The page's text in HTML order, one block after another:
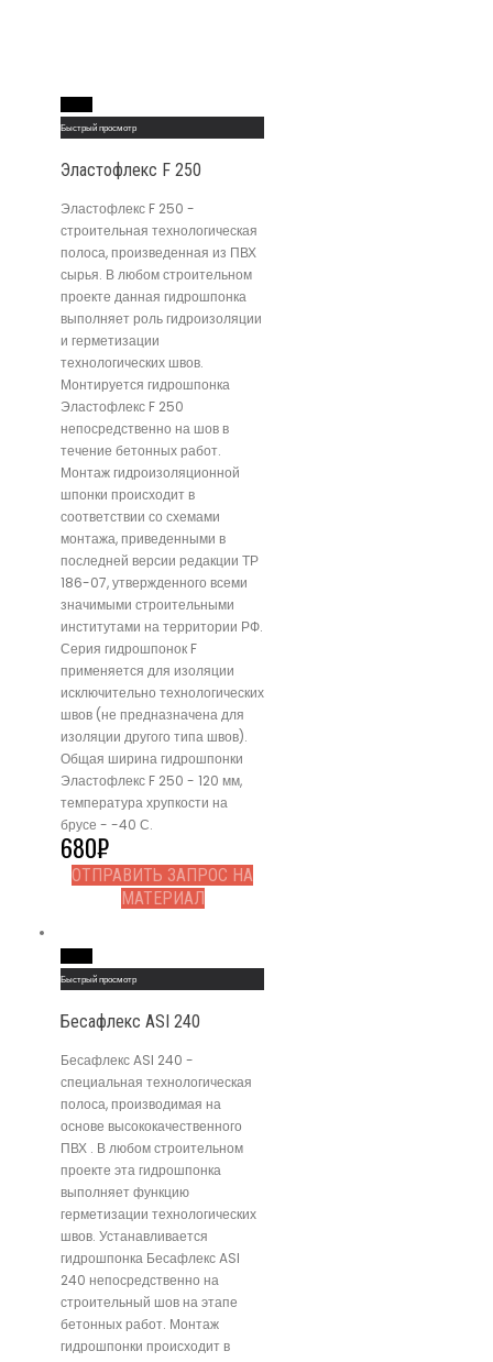
Быстрый просмотр
Эластофлекс F 250
Эластофлекс F 250 -
строительная технологическая
полоса, произведенная из ПВХ
сырья. В любом строительном
проекте данная гидрошпонка
выполняет роль гидроизоляции
и герметизации
технологических швов.
Монтируется гидрошпонка
Эластофлекс F 250
непосредственно на шов в
течение бетонных работ.
Монтаж гидроизоляционной
шпонки происходит в
соответствии со схемами
монтажа, приведенными в
последней версии редакции ТР
186-07, утвержденного всеми
значимыми строительными
институтами на территории РФ.
Серия гидрошпонок F
применяется для изоляции
исключительно технологических
швов (не предназначена для
изоляции другого типа швов).
Общая ширина гидрошпонки
Эластофлекс F 250 - 120 мм,
температура хрупкости на
брусе - -40 С.
680₽
ОТПРАВИТЬ ЗАПРОС НА
МАТЕРИАЛ
Быстрый просмотр
Бесафлекс ASI 240
Бесафлекс ASI 240 -
специальная технологическая
полоса, производимая на
основе высококачественного
ПВХ . В любом строительном
проекте эта гидрошпонка
выполняет функцию
герметизации технологических
швов. Устанавливается
гидрошпонка Бесафлекс ASI
240 непосредственно на
строительный шов на этапе
бетонных работ. Монтаж
гидрошпонки происходит в